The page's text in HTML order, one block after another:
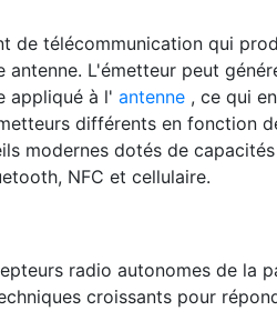
de télécommunication qui
antenne. L'émetteur peut
appliqué à l' antenne , ce qui
différents en fonction
modernes dotés de
NFC et cellulaire.
radio autonomes de la
croissants pour